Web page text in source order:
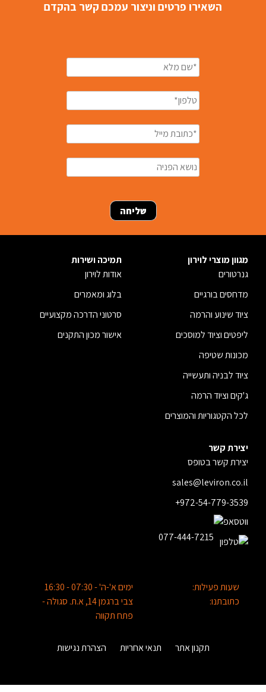
השאירו פרטים וניצור עמכם קשר בהקדם
מגוון מוצרי לוירון
גנרטורים
מדחסים בורגיים
ציוד שינוע והרמה
ליפטים וציוד למוסכים
מכונות שטיפה
ציוד לבניה ותעשייה
ג'קים וציוד הרמה
לכל הקטגוריות והמוצרים
תמיכה ושירות
אודות לוירון
בלוג ומאמרים
סרטוני הדרכה מקצועיים
אישור מכון התקנים
יצירת קשר
יצירת קשר בטופס
sales@leviron.co.il
+972-54-779-3539
077-444-7215
שעות פעילות:
ימים א'-ה' - 07:30 - 16:30
כתובתנו:
צבי ברגמן 14, א.ת. סגולה -
פתח תקווה
תקנון אתר תנאי אחריות הצהרת נגישות